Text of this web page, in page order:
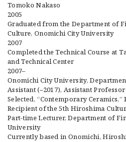
Tomoko Nakaso
2005
Graduated from the Department of
Culture, Onomichi City University
2007
Completed the Technical Course at
and Technical Center
2007–
Onomichi City University,
Assistant (–2017), Assistant Professor
Selected, “Contemporary Ceramics,”
Recipient of the 5th Hiroshima
Part-time Lecturer, Department of
University
Currently based in Onomichi,